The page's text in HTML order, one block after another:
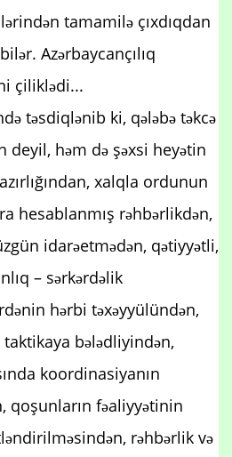
tamamilə çıxdıqdan
Azərbaycançılıq
çiliklədi...
təsdiqlənib ki, qələbə təkcə
deyil, həm də şəxsi heyətin
xalqla ordunun
hesablanmış rəhbərlikdən,
idarəetmədən, qətiyyətli,
– sərkərdəlik
hərbi təxəyyülündən,
bələdliyindən,
koordinasiyanın
qoşunların fəaliyyətinin
rəhbərlik və